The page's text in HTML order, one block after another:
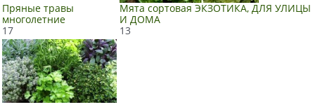
Пряные травы
многолетние
17
Мята сортовая ЭКЗОТИКА, ДЛЯ УЛИЦЫ
И ДОМА
13